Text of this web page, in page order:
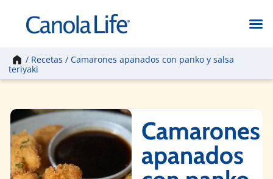
Inicio
/ Recetas / Camarones apanados con panko y salsa
teriyaki
Camarones
apanados